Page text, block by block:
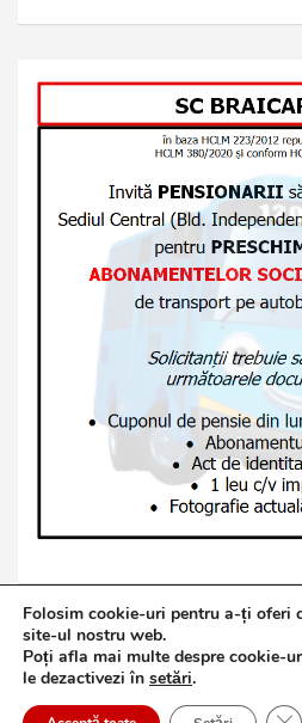
Copyright © 2026
Politică de confidențialitate
Folosim cookie-uri pentru a-ți oferi
site-ul nostru web.
Poți afla mai multe despre cookie-
le dezactivezi în setări.